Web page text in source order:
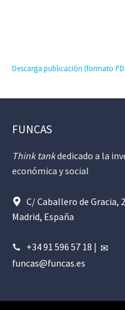
Descarga publicación (formato
FUNCAS
Think tankdedicado a la
económica y social
C/ Caballero de Gracia,
Madrid, España
+34 91 596 57 18 |
funcas@funcas.es